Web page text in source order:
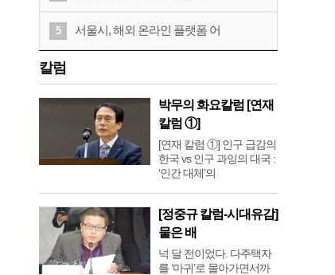
5 서울시, 해외 온라인 플랫폼 어
칼럼
박무의 화요칼럼 [연재
칼럼 ①]
[연재 칼럼 ①] 인구 급감의
한국 vs 인구 과잉의 대국 :
‘인간 대체’의
[정중규 칼럼-시대유감]
물은 배
넉 달 전이었다. 다주택자
를 ‘마귀’로 몰아가면서까